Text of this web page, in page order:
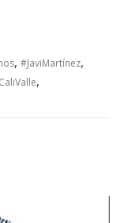
,#JaviMartínez,
,